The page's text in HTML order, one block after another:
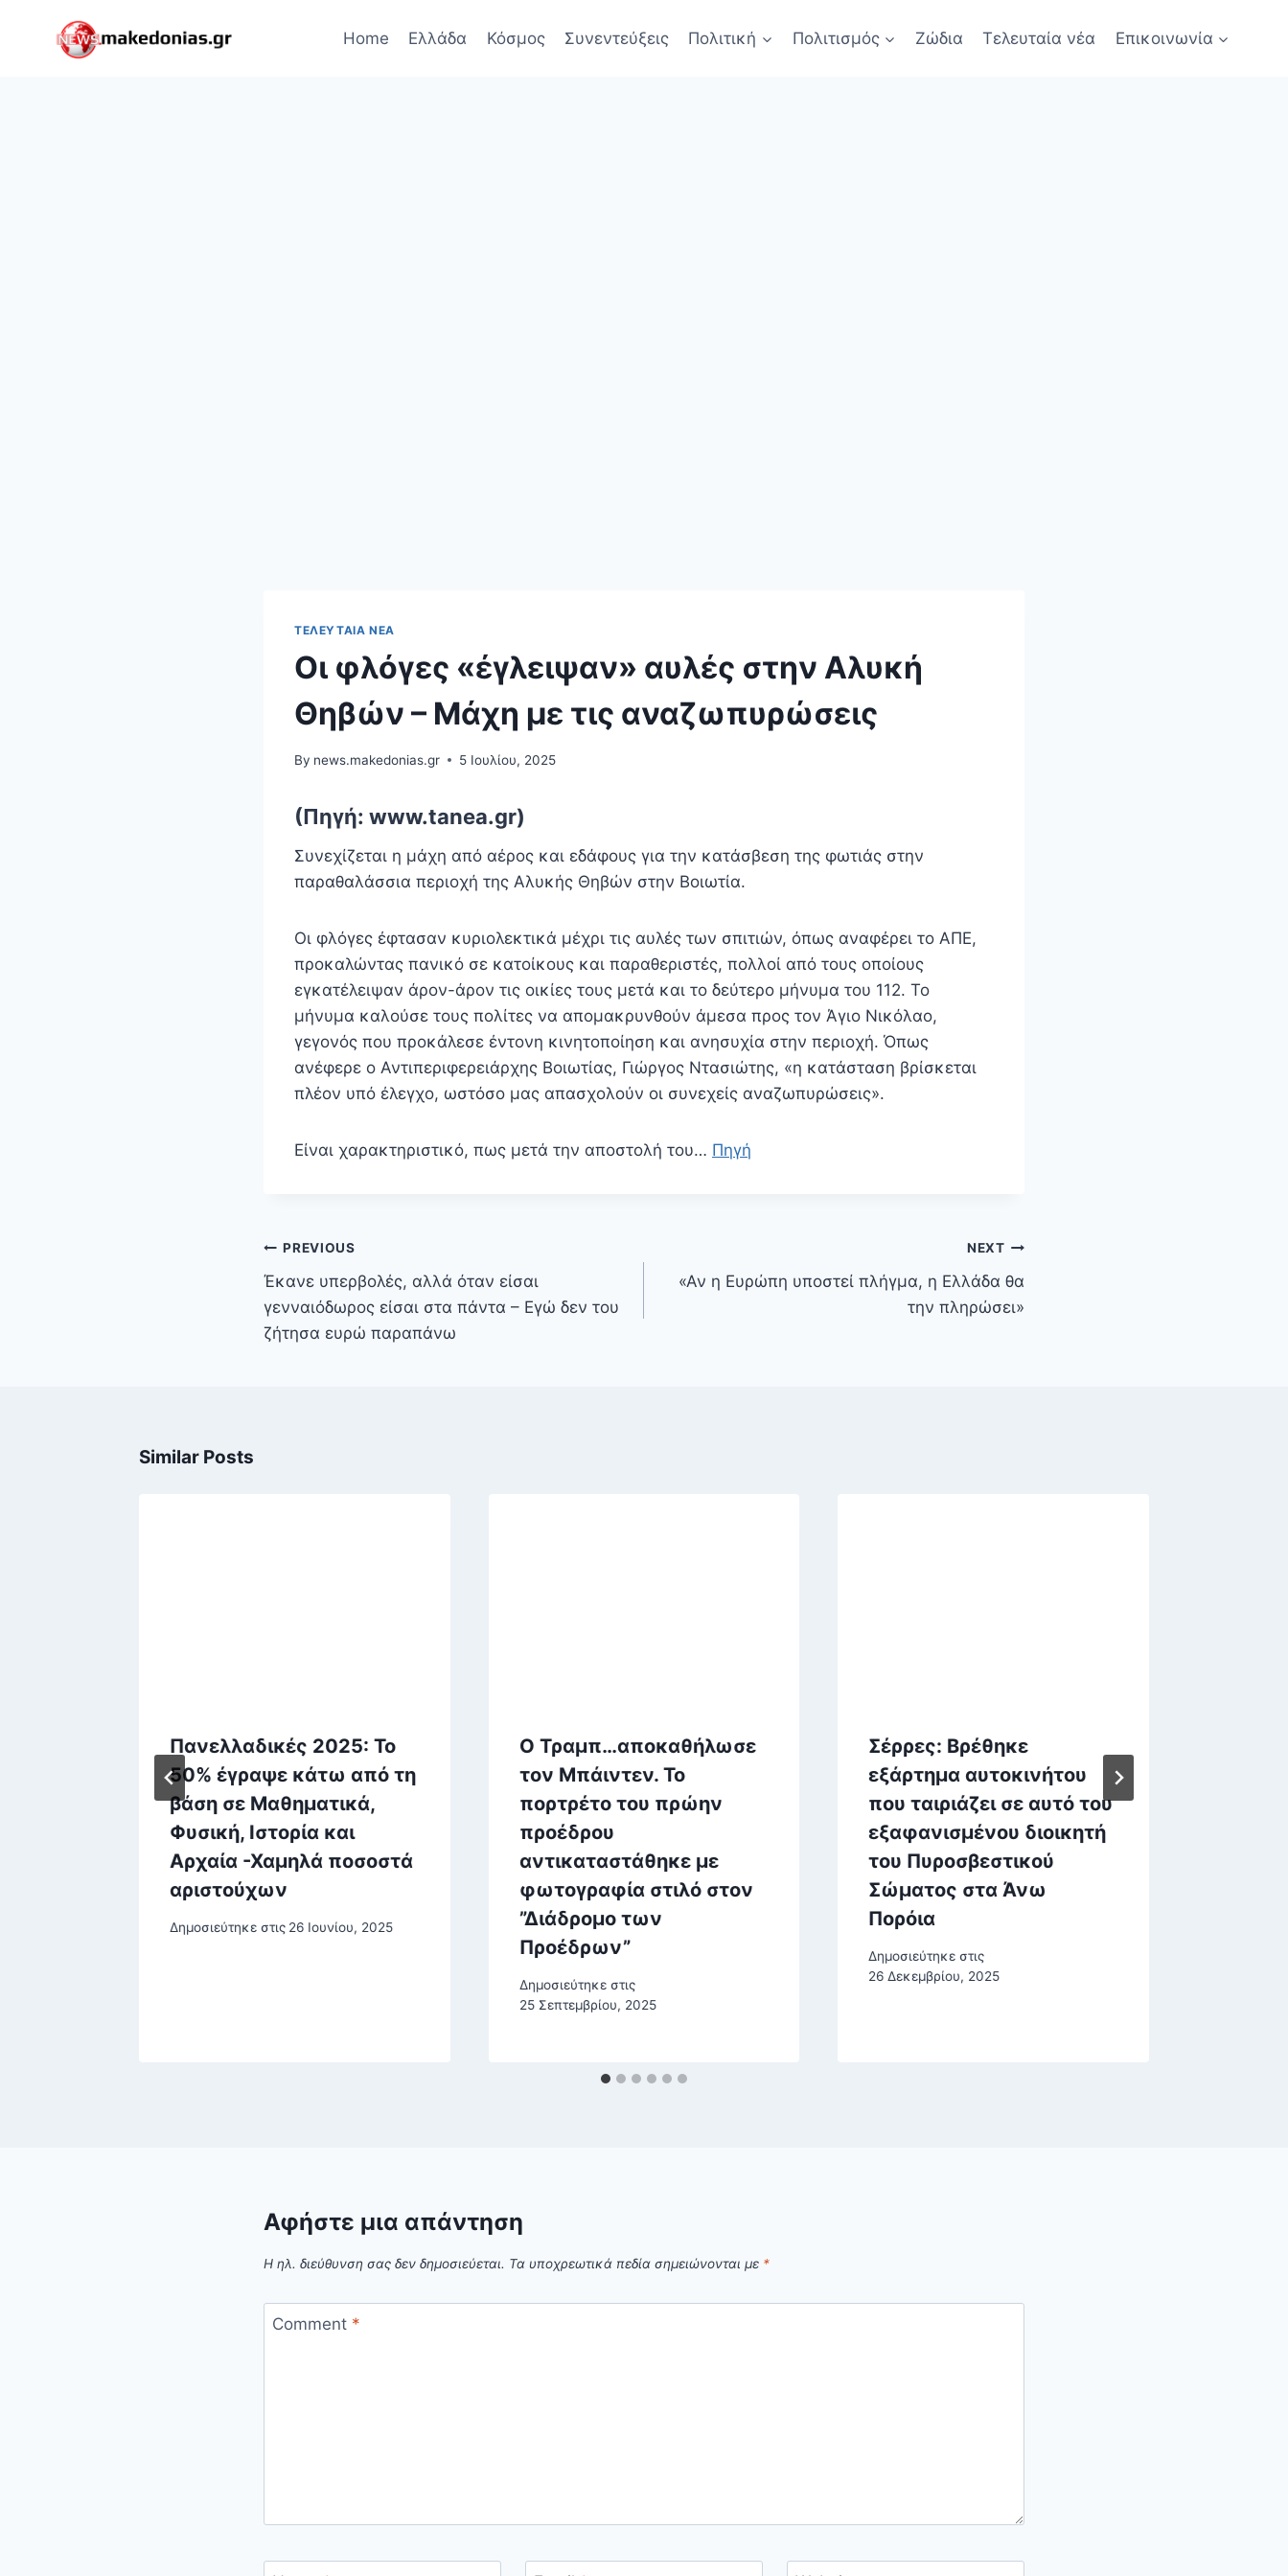
Home Ελλάδα Κόσμος Συνεντεύξεις Πολιτική Πολιτισμός Ζώδια Τελευταία νέα Επικοινωνία
ΤΕΛΕΥΤΑΊΑ ΝΈΑ
Οι φλόγες «έγλειψαν» αυλές στην Αλυκή
Θηβών – Μάχη με τις αναζωπυρώσεις
By news.makedonias.gr 5 Ιουλίου, 2025
(Πηγή: www.tanea.gr)
Συνεχίζεται η μάχη από αέρος και εδάφους για την κατάσβεση της φωτιάς στην
παραθαλάσσια περιοχή της Αλυκής Θηβών στην Βοιωτία.
Οι φλόγες έφτασαν κυριολεκτικά μέχρι τις αυλές των σπιτιών, όπως αναφέρει το ΑΠΕ,
προκαλώντας πανικό σε κατοίκους και παραθεριστές, πολλοί από τους οποίους
εγκατέλειψαν άρον-άρον τις οικίες τους μετά και το δεύτερο μήνυμα του 112. Το
μήνυμα καλούσε τους πολίτες να απομακρυνθούν άμεσα προς τον Άγιο Νικόλαο,
γεγονός που προκάλεσε έντονη κινητοποίηση και ανησυχία στην περιοχή. Όπως
ανέφερε ο Αντιπεριφερειάρχης Βοιωτίας, Γιώργος Ντασιώτης, «η κατάσταση βρίσκεται
πλέον υπό έλεγχο, ωστόσο μας απασχολούν οι συνεχείς αναζωπυρώσεις».
Είναι χαρακτηριστικό, πως μετά την αποστολή του… Πηγή
Πλοήγηση
άρθρων
PREVIOUS
Έκανε υπερβολές, αλλά όταν είσαι
γενναιόδωρος είσαι στα πάντα – Εγώ δεν του
ζήτησα ευρώ παραπάνω
NEXT
«Αν η Ευρώπη υποστεί πλήγμα, η Ελλάδα θα
την πληρώσει»
Similar Posts
Πανελλαδικές 2025: Το
50% έγραψε κάτω από τη
βάση σε Μαθηματικά,
Φυσική, Ιστορία και
Αρχαία -Χαμηλά ποσοστά
αριστούχων
Δημοσιεύτηκε στις 26 Ιουνίου, 2025
Ο Τραμπ…αποκαθήλωσε
τον Μπάιντεν. Το
πορτρέτο του πρώην
προέδρου
αντικαταστάθηκε με
φωτογραφία στιλό στον
”Διάδρομο των
Προέδρων”
Δημοσιεύτηκε στις
25 Σεπτεμβρίου, 2025
Σέρρες: Βρέθηκε
εξάρτημα αυτοκινήτου
που ταιριάζει σε αυτό του
εξαφανισμένου διοικητή
του Πυροσβεστικού
Σώματος στα Άνω
Πορόια
Δημοσιεύτηκε στις
26 Δεκεμβρίου, 2025
Αφήστε μια απάντηση
Η ηλ. διεύθυνση σας δεν δημοσιεύεται. Τα υποχρεωτικά πεδία σημειώνονται με *
Comment *